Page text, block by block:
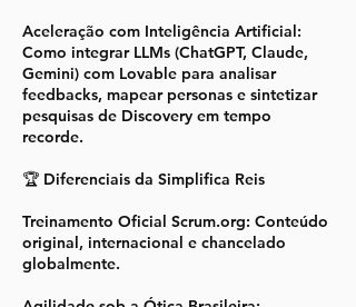
Aceleração com Inteligência Artificial:
Como integrar LLMs (ChatGPT, Claude,
Gemini) com Lovable para analisar
feedbacks, mapear personas e sintetizar
pesquisas de Discovery em tempo
recorde.
🏆 Diferenciais da Simplifica Reis
Treinamento Oficial Scrum.org: Conteúdo
original, internacional e chancelado
globalmente.